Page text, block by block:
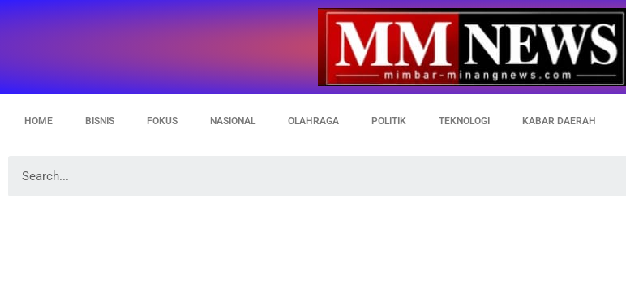
HOME BISNIS FOKUS NASIONAL OLAHRAGA POLITIK TEKNOLOGI KABAR DAERAH